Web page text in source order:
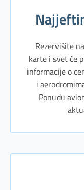
Rezervišite
karte i svet će
informacije o
i
Ponudu